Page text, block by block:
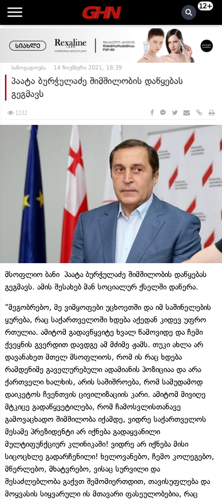
12+
საზოგადოება 14 ნოემბერი 2021, 18:39
პაატა ბურჭულაძე შიმშილობის დაწყებას
გეგმავს
1232
მსოფლიო ბანი პაატა ბურჭულაძე შიმშილობის დაწყებას
გეგმავს. ამის შესახებ მან სოციალურ ქსელში დაწერა.
"მეგობრებო, მე ვიმყოფები უცხოეთში და იმ საშინელების
ყურება, რაც საქართველოში ხდება აქედან კიდევ უფრო
რთულია. ამიტომ გადავწყვიტე ხვალ წამოვიდე და ჩემი
ქვეყნის გვერდით დავდგე ამ მძიმე ჟამს. თუკი ახლა არ
დავანახეთ მთელ მსოფლიოს, რომ ის რაც ხდება
რამდენიმე გაველურებული ადამიანის პოზიციაა და არა
ქართველი ხალხის, არის საშიშროება, რომ სამუდამოდ
დაიკეტოს ჩვენთვის ცივილიზაციის კარი. ამიტომ მივიღე
მტკიცე გადაწყვეტილება, რომ ჩამოსვლისთანავე
გამოვაცხადო შიმშილობა იქამდე, ვიდრე საქართველოს
მესამე პრეზიდენტი არ იქნება გადაყვანილი
მულტიფუნქციურ კლინიკაში! ვიდრე არ იქნება მისი
სიცოცხლე გადარჩენილი! ხელოვანებო, ჩემო კოლეგებო,
მწერლებო, მხატვრებო, ვისაც სურვილი და
შესაძლებლობა გაქვთ შემომიერთდით, თავისუფლება და
მოყვასის სიყვარული ის მთავარი ფასეულობებია, რაც